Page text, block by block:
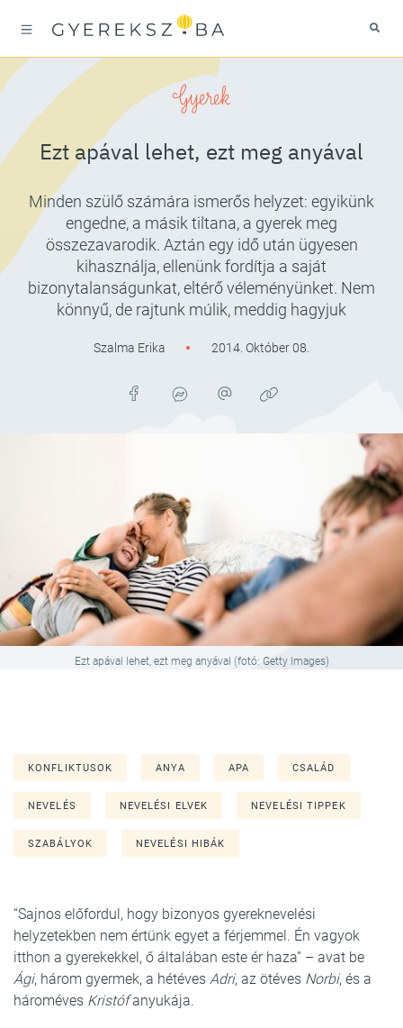
Gyerek
Ezt apával lehet, ezt meg anyával
Minden szülő számára ismerős helyzet: egyikünk
engedne, a másik tiltana, a gyerek meg
összezavarodik. Aztán egy idő után ügyesen
kihasználja, ellenünk fordítja a saját
bizonytalanságunkat, eltérő véleményünket. Nem
könnyű, de rajtunk múlik, meddig hagyjuk
Szalma Erika 2014. Október 08.
Ezt apával lehet, ezt meg anyával (fotó: Getty Images)
KONFLIKTUSOK ANYA APA CSALÁD
NEVELÉS NEVELÉSI ELVEK NEVELÉSI TIPPEK
SZABÁLYOK NEVELÉSI HIBÁK
“Sajnos előfordul, hogy bizonyos gyereknevelési
helyzetekben nem értünk egyet a férjemmel. Én vagyok
itthon a gyerekekkel, ő általában este ér haza” – avat be
Ági, három gyermek, a hétéves Adri, az ötéves Norbi, és a
hároméves Kristófanyukája.